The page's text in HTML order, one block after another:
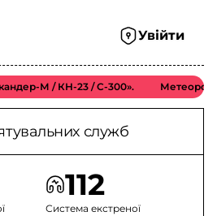
Увійти
М / КН-23 / С-300».
служб
112
Система екстреної